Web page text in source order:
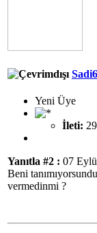
Yeni Üye
İleti: 29
Yanıtla #2 : 07
Beni
vermedinmi ?